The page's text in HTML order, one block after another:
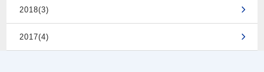
2018(3)
2017(4)